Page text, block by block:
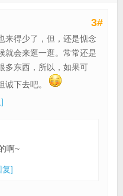
3#
来得少了，但，还是惦念
就会来逛一逛。常常还是
多东西，所以，如果可
诚下去吧。
啊~
复]